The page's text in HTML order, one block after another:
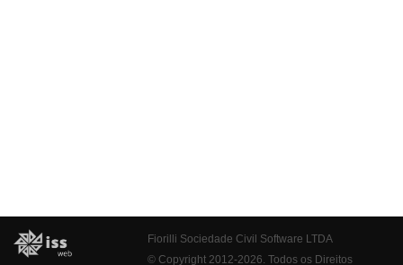
Fiorilli Sociedade Civil Software LTDA
© Copyright 2012-2026. Todos os Direitos